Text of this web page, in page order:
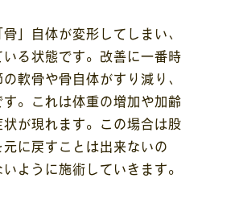
」自体が変形してしまい、
る状態です。改善に一番時
軟骨や骨自体がすり減り、
。これは体重の増加や加齢
が現れます。この場合は股
に戻すことは出来ないの
ように施術していきます。